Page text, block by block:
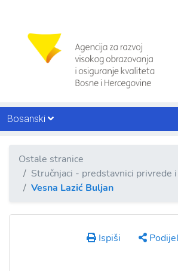
Bosanski
Ostale stranice
Stručnjaci - predstavnici privrede
Vesna Lazić Buljan
Ispiši